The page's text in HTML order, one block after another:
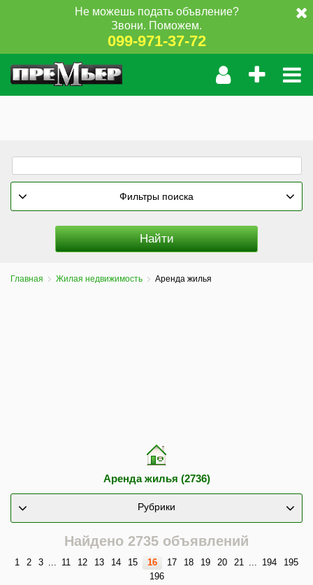
Не можешь подать объвление?
Звони. Поможем.
099-971-37-72
Фильтры поиска
Главная Жилая недвижимость Аренда жилья
Аренда жилья (2736)
Рубрики
Найдено 2735 объявлений
1 2 3 ... 11 12 13 14 15 16 17 18 19 20 21 ... 194
195
196